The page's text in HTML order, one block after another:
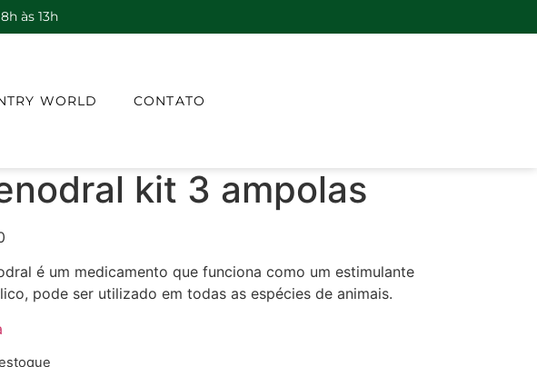
às 13h
WORLD CONTATO
kit 3 ampolas
é um medicamento que funciona como um estimulante
pode ser utilizado em todas as espécies de animais.